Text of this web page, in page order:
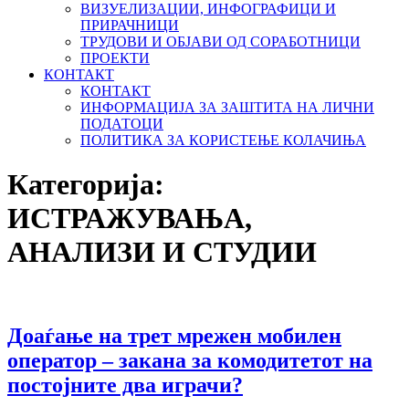
ВИЗУЕЛИЗАЦИИ, ИНФОГРАФИЦИ И
ПРИРАЧНИЦИ
ТРУДОВИ И ОБЈАВИ ОД СОРАБОТНИЦИ
ПРОЕКТИ
КОНТАКТ
КОНТАКТ
ИНФОРМАЦИЈА ЗА ЗАШТИТА НА ЛИЧНИ
ПОДАТОЦИ
ПОЛИТИКА ЗА КОРИСТЕЊЕ КОЛАЧИЊА
Категорија:
ИСТРАЖУВАЊА,
АНАЛИЗИ И СТУДИИ
Доаѓање на трет мрежен мобилен
оператор – закана за комодитетот на
постојните два играчи?